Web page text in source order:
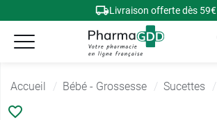
Livraison offerte dès 59€
Accueil Bébé - Grossesse Sucettes